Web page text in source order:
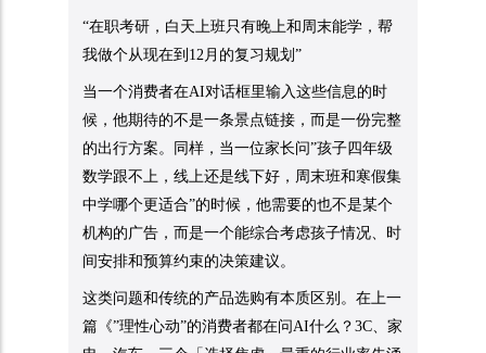
“在职考研，白天上班只有晚上和周末能学，帮
我做个从现在到12月的复习规划”
当一个消费者在AI对话框里输入这些信息的时
候，他期待的不是一条景点链接，而是一份完整
的出行方案。同样，当一位家长问”孩子四年级
数学跟不上，线上还是线下好，周末班和寒假集
中学哪个更适合”的时候，他需要的也不是某个
机构的广告，而是一个能综合考虑孩子情况、时
间安排和预算约束的决策建议。
这类问题和传统的产品选购有本质区别。在上一
篇《”理性心动”的消费者都在问AI什么？3C、家